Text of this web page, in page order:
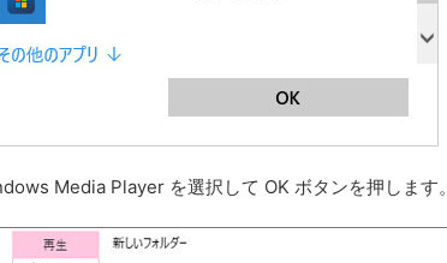
Media Player を選択して OK ボタンを押します。